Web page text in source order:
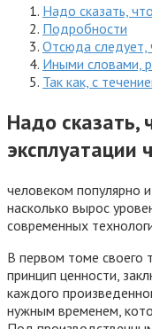
Надо сказать,
Подробности
Отсюда следует,
Иными словами,
Так как, с
Надо сказать,
эксплуатации
человеком популярно
насколько вырос
современных
В первом томе своего
принцип ценности,
каждого
нужным временем,